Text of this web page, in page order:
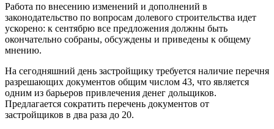
Работа по внесению изменений и дополнений в
законодательство по вопросам долевого строительства идет
ускорено: к сентябрю все предложения должны быть
окончательно собраны, обсуждены и приведены к общему
мнению.
На сегодняшний день застройщику требуется наличие перечня
разрешающих документов общим числом 43, что является
одним из барьеров привлечения денег дольщиков.
Предлагается сократить перечень документов от
застройщиков в два раза до 20.